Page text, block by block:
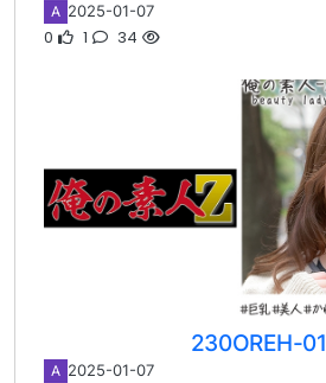
A 2025-01-07
0 1 34
230OREH-
A 2025-01-07